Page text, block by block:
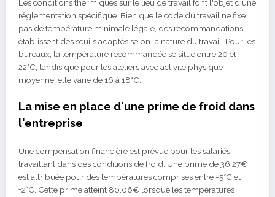
Les conditions thermiques sur le lieu de travail font l'objet d'une
réglementation spécifique. Bien que le code du travail ne fixe
pas de température minimale légale, des recommandations
établissent des seuils adaptés selon la nature du travail. Pour les
bureaux, la température recommandée se situe entre 20 et
22°C, tandis que pour les ateliers avec activité physique
moyenne, elle varie de 16 à 18°C.
La mise en place d'une prime de froid dans
l'entreprise
Une compensation financière est prévue pour les salariés
travaillant dans des conditions de froid. Une prime de 36,27€
est attribuée pour des températures comprises entre -5°C et
+2°C. Cette prime atteint 80,06€ lorsque les températures